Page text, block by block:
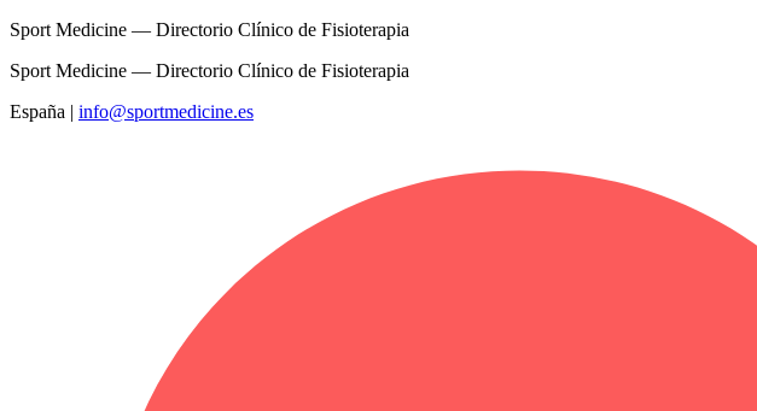
Sport Medicine — Directorio Clínico de Fisioterapia
Sport Medicine — Directorio Clínico de Fisioterapia
España | info@sportmedicine.es